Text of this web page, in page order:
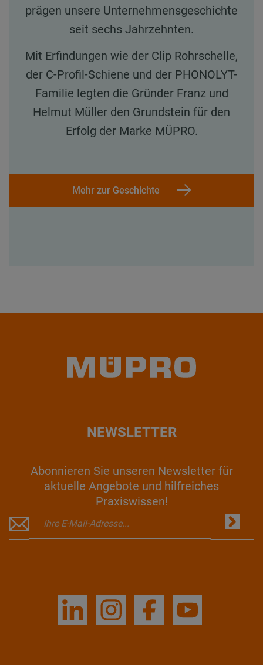
prägen unsere Unternehmensgeschichte
seit sechs Jahrzehnten.
Mit Erfindungen wie der Clip Rohrschelle,
der C-Profil-Schiene und der PHONOLYT-
Familie legten die Gründer Franz und
Helmut Müller den Grundstein für den
Erfolg der Marke MÜPRO.
Mehr zur Geschichte
NEWSLETTER
Abonnieren Sie unseren Newsletter für
aktuelle Angebote und hilfreiches
Praxiswissen!